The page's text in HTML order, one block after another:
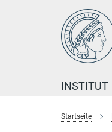
INSTITUT
Startseite